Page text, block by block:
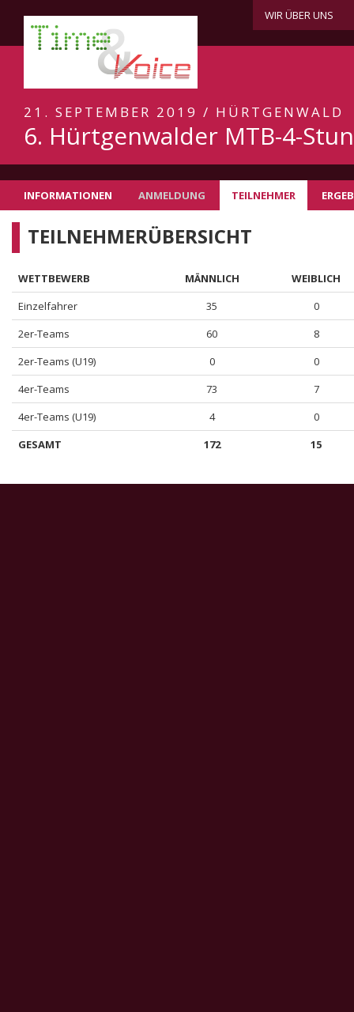
WIR ÜBER UNS
21. SEPTEMBER 2019 / HÜRTGENWALD
6. Hürtgenwalder MTB-4-
INFORMATIONEN ANMELDUNG TEILNEHMER
TEILNEHMERÜBERSICHT
WETTBEWERB MÄNNLICH WEIBLICH
GESAMT 172 15
Einzelfahrer 35
0
2er-Teams
60
8
2er-Teams (U19)
0
0
4er-Teams
73
7
4er-Teams (U19)
4 0